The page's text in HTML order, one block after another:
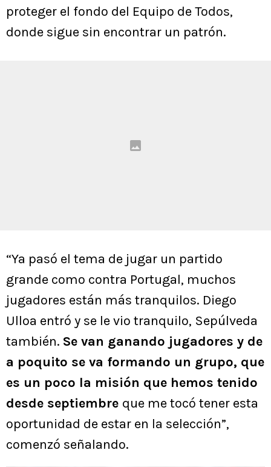
proteger el fondo del Equipo de Todos,
donde sigue sin encontrar un patrón.
“Ya pasó el tema de jugar un partido
grande como contra Portugal, muchos
jugadores están más tranquilos. Diego
Ulloa entró y se le vio tranquilo, Sepúlveda
también. Se van ganando jugadores y de
a poquito se va formando un grupo, que
es un poco la misión que hemos tenido
desde septiembre que me tocó tener esta
oportunidad de estar en la selección”,
comenzó señalando.